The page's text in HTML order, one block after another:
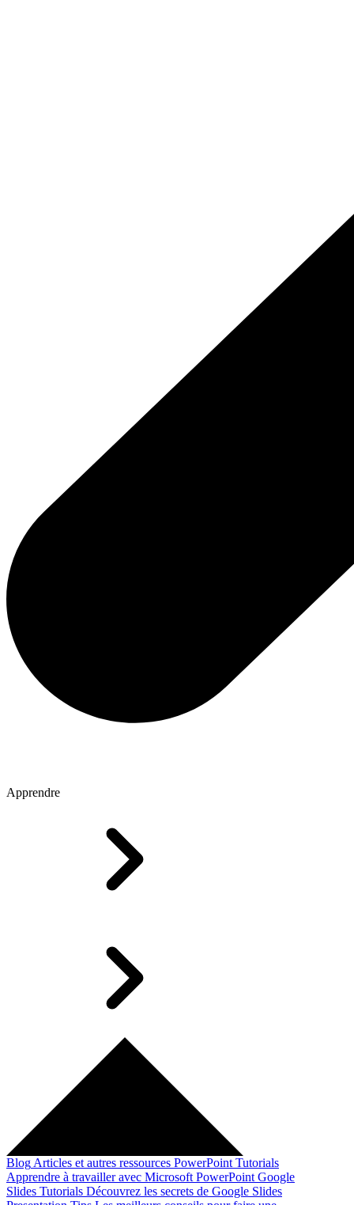
Apprendre
Blog Articles et autres ressources PowerPoint Tutorials
Apprendre à travailler avec Microsoft PowerPoint Google
Slides Tutorials Découvrez les secrets de Google Slides